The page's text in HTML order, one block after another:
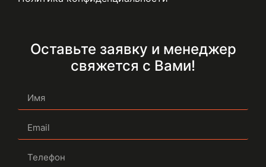
Оставьте заявку и менеджер
свяжется с Вами!